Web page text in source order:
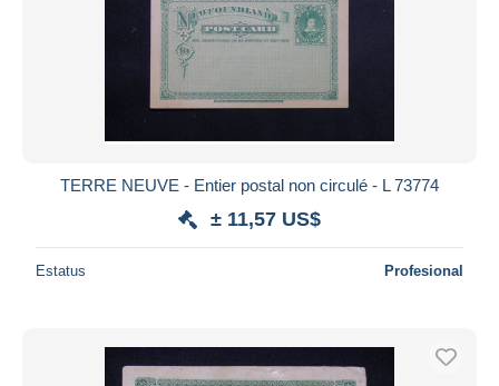
TERRE NEUVE - Entier postal non circulé - L 73774
± 11,57 US$
Estatus Profesional